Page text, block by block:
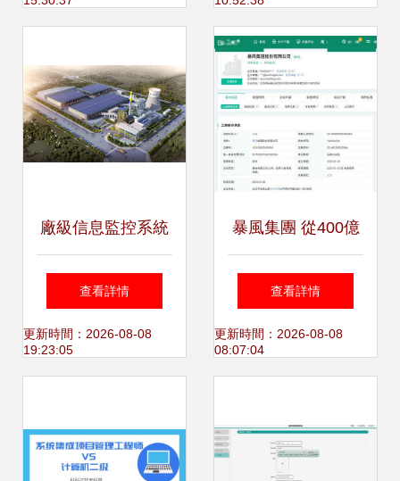
制造業數字化轉型
廠級信息監控系統
iCAN SIS 計算機
系統集成的關鍵應
查看詳情
更新時間：2026-08-08
19:23:05
暴風集團 從400億
神話到退市隕落的
唏噓終章
查看詳情
更新時間：2026-08-08
08:07:04